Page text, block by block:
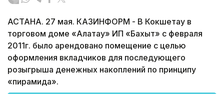
АСТАНА. 27 мая. КАЗИНФОРМ - В Кокшетау в
торговом доме «Алатау» ИП «Бахыт» с февраля
2011г. было арендовано помещение с целью
оформления вкладчиков для последующего
розыгрыша денежных накоплений по принципу
«пирамида».